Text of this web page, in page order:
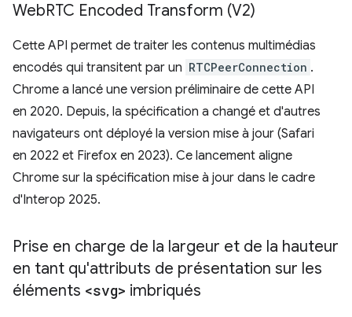
WebRTC Encoded Transform (V2)
Cette API permet de traiter les contenus multimédias
encodés qui transitent par un RTCPeerConnection .
Chrome a lancé une version préliminaire de cette API
en 2020. Depuis, la spécification a changé et d'autres
navigateurs ont déployé la version mise à jour (Safari
en 2022 et Firefox en 2023). Ce lancement aligne
Chrome sur la spécification mise à jour dans le cadre
d'Interop 2025.
Prise en charge de la largeur et de la hauteur
en tant qu'attributs de présentation sur les
éléments <svg> imbriqués